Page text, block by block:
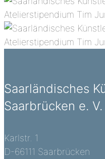
Saarländisches
Saarbrücken e. V.
Karlstr. 1
D-66111 Saarbrücken